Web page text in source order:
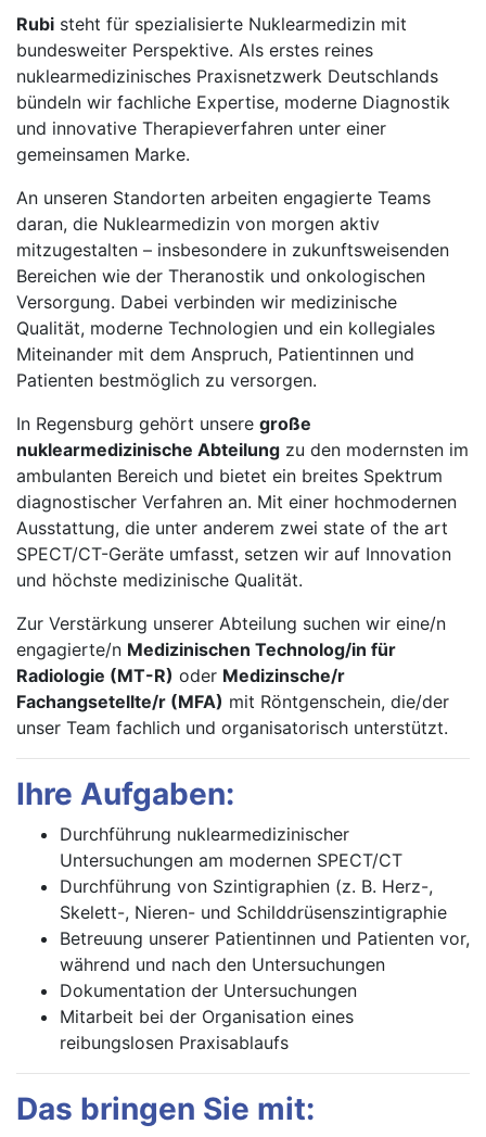
Rubi steht für spezialisierte Nuklearmedizin mit
bundesweiter Perspektive. Als erstes reines
nuklearmedizinisches Praxisnetzwerk Deutschlands
bündeln wir fachliche Expertise, moderne Diagnostik
und innovative Therapieverfahren unter einer
gemeinsamen Marke.
An unseren Standorten arbeiten engagierte Teams
daran, die Nuklearmedizin von morgen aktiv
mitzugestalten – insbesondere in zukunftsweisenden
Bereichen wie der Theranostik und onkologischen
Versorgung. Dabei verbinden wir medizinische
Qualität, moderne Technologien und ein kollegiales
Miteinander mit dem Anspruch, Patientinnen und
Patienten bestmöglich zu versorgen.
In Regensburg gehört unsere große
nuklearmedizinische Abteilung zu den modernsten im
ambulanten Bereich und bietet ein breites Spektrum
diagnostischer Verfahren an. Mit einer hochmodernen
Ausstattung, die unter anderem zwei state of the art
SPECT/CT-Geräte umfasst, setzen wir auf Innovation
und höchste medizinische Qualität.
Zur Verstärkung unserer Abteilung suchen wir eine/n
engagierte/n Medizinischen Technolog/in für
Radiologie (MT-R) oder Medizinsche/r
Fachangsetellte/r (MFA) mit Röntgenschein, die/der
unser Team fachlich und organisatorisch unterstützt.
Ihre Aufgaben:
Durchführung nuklearmedizinischer
Untersuchungen am modernen SPECT/CT
Durchführung von Szintigraphien (z. B. Herz-,
Skelett-, Nieren- und Schilddrüsenszintigraphie
Betreuung unserer Patientinnen und Patienten vor,
während und nach den Untersuchungen
Dokumentation der Untersuchungen
Mitarbeit bei der Organisation eines
reibungslosen Praxisablaufs
Das bringen Sie mit: